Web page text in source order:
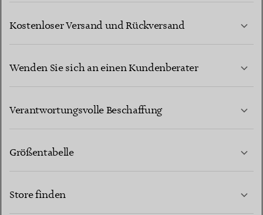
Kostenloser Versand und Rückversand
Wenden Sie sich an einen Kundenberater
Verantwortungsvolle Beschaffung
Größentabelle
Store finden